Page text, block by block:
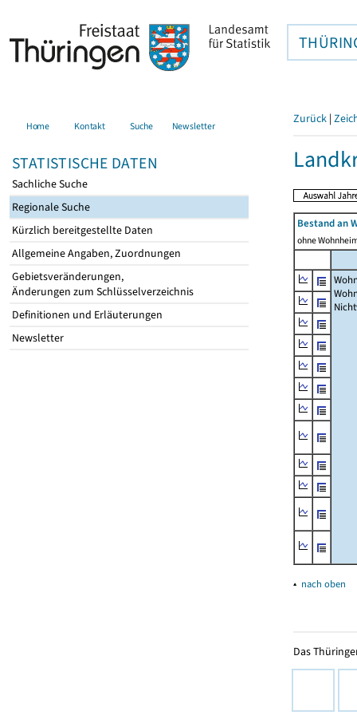
Home Kontakt Suche Newsletter
STATISTISCHE DATEN
Sachliche Suche
Regionale Suche
Kürzlich bereitgestellte Daten
Allgemeine Angaben, Zuordnungen
Gebietsveränderungen,
Änderungen zum Schlüsselverzeichnis
Definitionen und Erläuterungen
Newsletter
Zurück |
Bestand an
ohne
▴ nach oben
Das